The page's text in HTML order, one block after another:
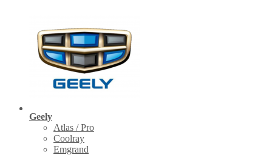
Geely
Atlas / Pro
Coolray
Emgrand